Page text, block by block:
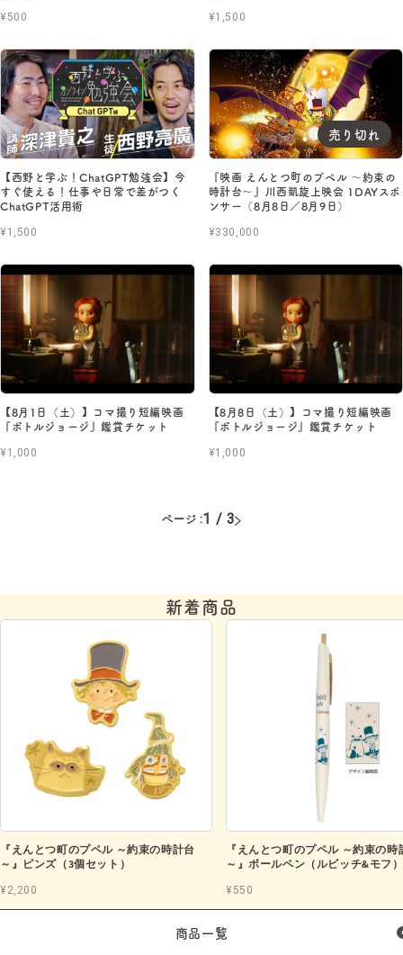
¥500 ¥1,500
【西野と学ぶ！ChatGPT勉強会】今
すぐ使える！仕事や日常で差がつく
ChatGPT活用術
¥1,500
売り切れ
『映画 えんとつ町のプペル ～約束の
時計台～』川西凱旋上映会 1DAYスポ
ンサー（8月8日／8月9日）
¥330,000
【8月1日（土）】コマ撮り短編映画
『ボトルジョージ』鑑賞チケット
¥1,000
【8月8日（土）】コマ撮り短編映画
『ボトルジョージ』鑑賞チケット
¥1,000
ページ :1 / 3
新着商品
『えんとつ町のプペル ～約束の時計台
～』ピンズ（3個セット）
¥2,200
『えんとつ町のプペル ～約束の時
～』ボールペン（ルビッチ&モフ）
¥550
商品一覧